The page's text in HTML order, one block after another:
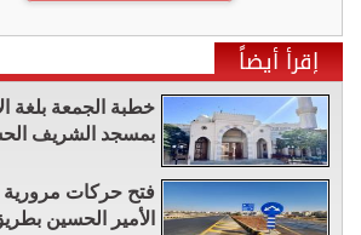
إقرأ أيضاً
خطبة الجمعة بلغة
بمسجد الشريف
فتح حركات
الأمير الحسين